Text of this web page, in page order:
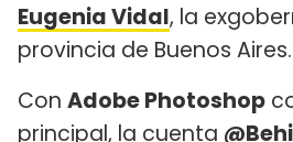
Eugenia Vidal, la
provincia de Buenos Aires.
Con Adobe Photoshop
principal, la cuenta